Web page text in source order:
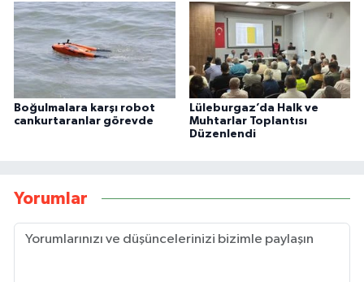
Boğulmalara karşı robot
cankurtaranlar görevde
Lüleburgaz’da Halk ve
Muhtarlar Toplantısı
Düzenlendi
Yorumlar